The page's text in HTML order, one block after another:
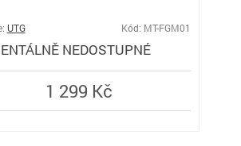
UTG Kód: MT-FGM01
NEDOSTUPNÉ
1 299 Kč